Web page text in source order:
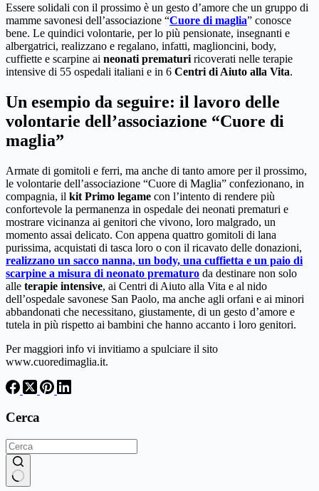
Essere solidali con il prossimo è un gesto d’amore che un gruppo di
mamme savonesi dell’associazione “Cuore di maglia” conosce
bene. Le quindici volontarie, per lo più pensionate, insegnanti e
albergatrici, realizzano e regalano, infatti, maglioncini, body,
cuffiette e scarpine ai neonati prematuri ricoverati nelle terapie
intensive di 55 ospedali italiani e in 6 Centri di Aiuto alla Vita.
Un esempio da seguire: il lavoro delle
volontarie dell’associazione “Cuore di
maglia”
Armate di gomitoli e ferri, ma anche di tanto amore per il prossimo,
le volontarie dell’associazione “Cuore di Maglia” confezionano, in
compagnia, il kit Primo legame con l’intento di rendere più
confortevole la permanenza in ospedale dei neonati prematuri e
mostrare vicinanza ai genitori che vivono, loro malgrado, un
momento assai delicato. Con appena quattro gomitoli di lana
purissima, acquistati di tasca loro o con il ricavato delle donazioni,
realizzano un sacco nanna, un body, una cuffietta e un paio di
scarpine a misura di neonato prematuro da destinare non solo
alle terapie intensive, ai Centri di Aiuto alla Vita e al nido
dell’ospedale savonese San Paolo, ma anche agli orfani e ai minori
abbandonati che necessitano, giustamente, di un gesto d’amore e
tutela in più rispetto ai bambini che hanno accanto i loro genitori.
Per maggiori info vi invitiamo a spulciare il sito
www.cuoredimaglia.it.
Cerca